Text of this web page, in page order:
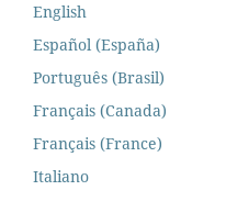
English
Español (España)
Português (Brasil)
Français (Canada)
Français (France)
Italiano